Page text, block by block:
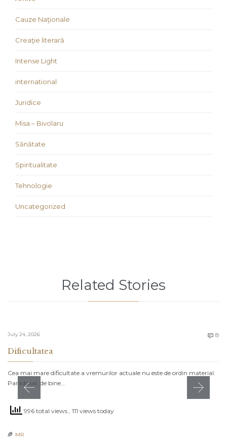
Cauze Naţionale
Creaţie literară
Intense Light
international
Juridice
Misa – Bivolaru
Sănătate
Spiritualitate
Tehnologie
Uncategorized
Related Stories
July 24, 2026  8
Dificultatea
Cea mai mare dificultate a vremurilor actuale nu este de ordin material.
Paradoxal, de bine…
996 total views , 111 views today
 MR